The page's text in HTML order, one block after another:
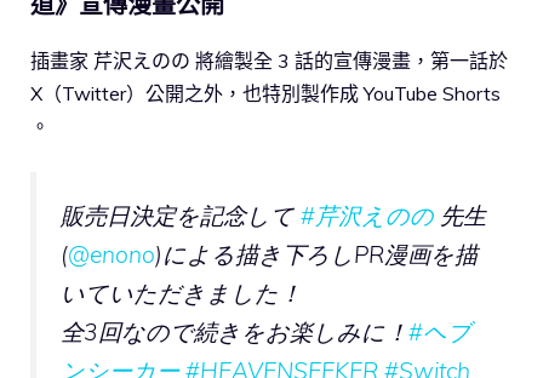
插畫家 芹沢えのの 將繪製全 3 話的宣傳漫畫，第一話於
X（Twitter）公開之外，也特別製作成 YouTube Shorts
。
販売日決定を記念して #芹沢えのの 先生
(@enono)による描き下ろしPR漫画を描
いていただきました！
全3回なので続きをお楽しみに！ #ヘブ
ンシーカー #HEAVENSEEKER #Switch